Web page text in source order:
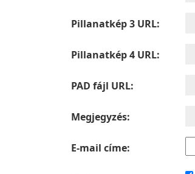
Pillanatkép 3 URL:
Pillanatkép 4 URL:
PAD fájl URL:
Megjegyzés:
E-mail címe: